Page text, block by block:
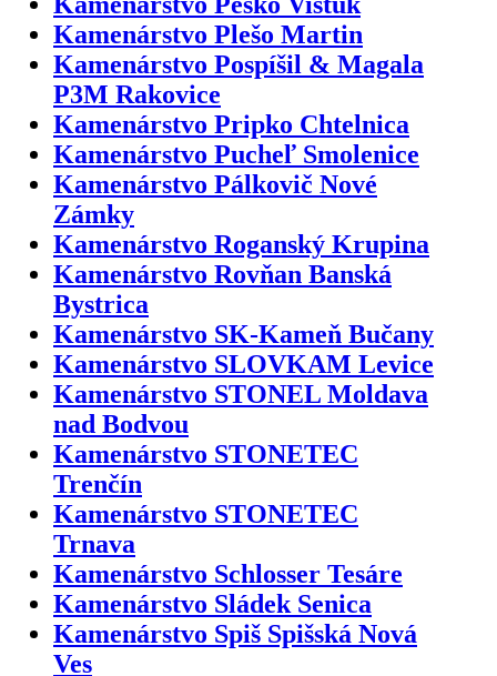
Kamenárstvo Plešo Martin
Kamenárstvo Pospíšil & Magala
P3M Rakovice
Kamenárstvo Pripko Chtelnica
Kamenárstvo Pucheľ Smolenice
Kamenárstvo Pálkovič Nové
Zámky
Kamenárstvo Roganský Krupina
Kamenárstvo Rovňan Banská
Bystrica
Kamenárstvo SK-Kameň Bučany
Kamenárstvo SLOVKAM Levice
Kamenárstvo STONEL Moldava
nad Bodvou
Kamenárstvo STONETEC
Trenčín
Kamenárstvo STONETEC
Trnava
Kamenárstvo Schlosser Tesáre
Kamenárstvo Sládek Senica
Kamenárstvo Spiš Spišská Nová
Ves